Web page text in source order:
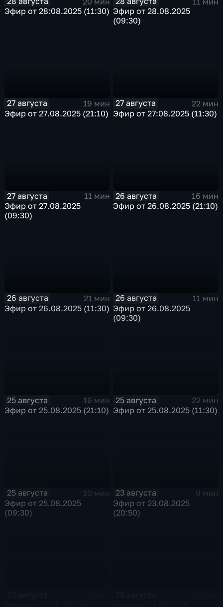
Эфир от 28:08.2025 (11:30) Эфир от 28.08.2025
(09:30)
27 августа
19 мин
Эфир от 27.08.2025 (21:10)
27 августа
22 мин
Эфир от 27:08.2025 (11:30)
27 августа
11 мин
Эфир от 27.08.2025
(09:30)
26 августа
16 мин
Эфир от 26.08.2025 (21:10)
26 августа
21 мин
Эфир от 26.08.2025 (11:30)
26 августа
11 мин
Эфир от 26.08.2025
(09:30)
25 августа
16 мин
Эфир от 25.08.2025 (21:10)
25 августа
22 мин
Эфир от 25.08.2025 (11:30)
25 августа
10 мин
Эфир от 25.08.2025
(09:30)
23 августа
9 мин
Эфир от 23.08.2025
(20:50)